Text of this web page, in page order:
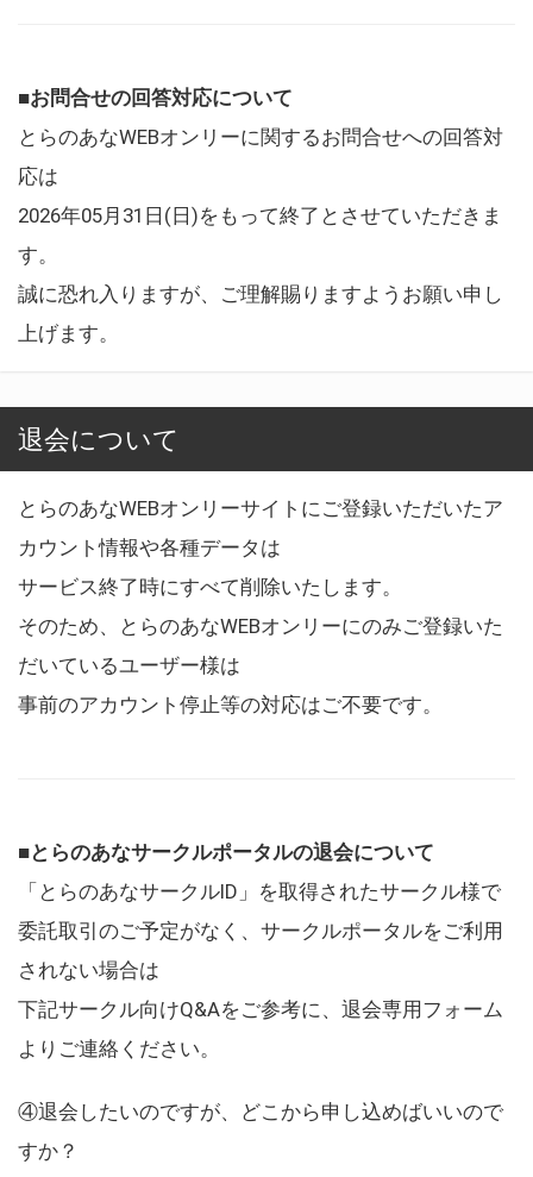
■お問合せの回答対応について
とらのあなWEBオンリーに関するお問合せへの回答対
応は
2026年05月31日(日)をもって終了とさせていただきま
す。
誠に恐れ入りますが、ご理解賜りますようお願い申し
上げます。
退会について
とらのあなWEBオンリーサイトにご登録いただいたア
カウント情報や各種データは
サービス終了時にすべて削除いたします。
そのため、とらのあなWEBオンリーにのみご登録いた
だいているユーザー様は
事前のアカウント停止等の対応はご不要です。
■とらのあなサークルポータルの退会について
「とらのあなサークルID」を取得されたサークル様で
委託取引のご予定がなく、サークルポータルをご利用
されない場合は
下記サークル向けQ&Aをご参考に、退会専用フォーム
よりご連絡ください。
④退会したいのですが、どこから申し込めばいいので
すか？